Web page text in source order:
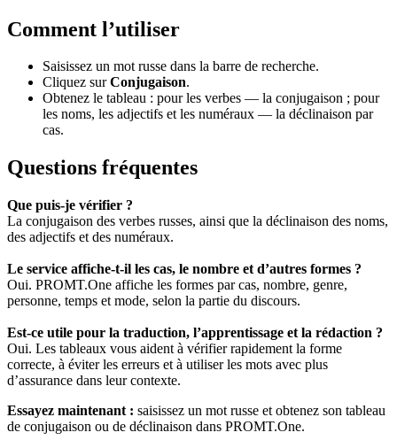
Comment l’utiliser
Saisissez un mot russe dans la barre de recherche.
Cliquez surConjugaison.
Obtenez le tableau : pour les verbes — la conjugaison ; pour
les noms, les adjectifs et les numéraux — la déclinaison par
cas.
Questions fréquentes
Que puis-je vérifier ?
La conjugaison des verbes russes, ainsi que la déclinaison des noms,
des adjectifs et des numéraux.
Le service affiche-t-il les cas, le nombre et d’autres formes ?
Oui. PROMT.One affiche les formes par cas, nombre, genre,
personne, temps et mode, selon la partie du discours.
Est-ce utile pour la traduction, l’apprentissage et la rédaction ?
Oui. Les tableaux vous aident à vérifier rapidement la forme
correcte, à éviter les erreurs et à utiliser les mots avec plus
d’assurance dans leur contexte.
Essayez maintenant : saisissez un mot russe et obtenez son tableau
de conjugaison ou de déclinaison dans PROMT.One.